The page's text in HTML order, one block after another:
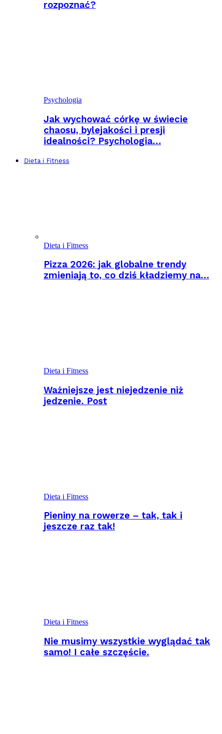
rozpoznać?
Psychologia
Jak wychować córkę w świecie
chaosu, bylejakości i presji
idealności? Psychologia…
Dieta i Fitness
Dieta i Fitness
Pizza 2026: jak globalne trendy
zmieniają to, co dziś kładziemy na…
Dieta i Fitness
Ważniejsze jest niejedzenie niż
jedzenie. Post
Dieta i Fitness
Pieniny na rowerze – tak, tak i
jeszcze raz tak!
Dieta i Fitness
Nie musimy wszystkie wyglądać tak
samo! I całe szczęście.